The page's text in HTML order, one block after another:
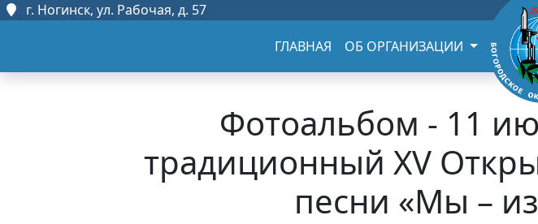
г. Ногинск, ул. Рабочая, д. 57
ГЛАВНАЯ ОБ ОРГАНИЗАЦИИ
Фотоальбом - 11
традиционный XV
песни «Мы –